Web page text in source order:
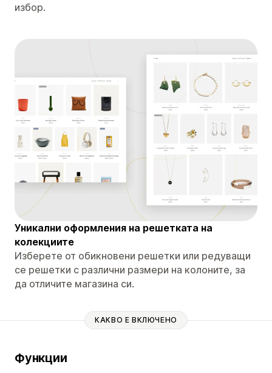
избор.
Уникални оформления на решетката на
колекциите
Изберете от обикновени решетки или редуващи
се решетки с различни размери на колоните, за
да отличите магазина си.
КАКВО Е ВКЛЮЧЕНО
Функции